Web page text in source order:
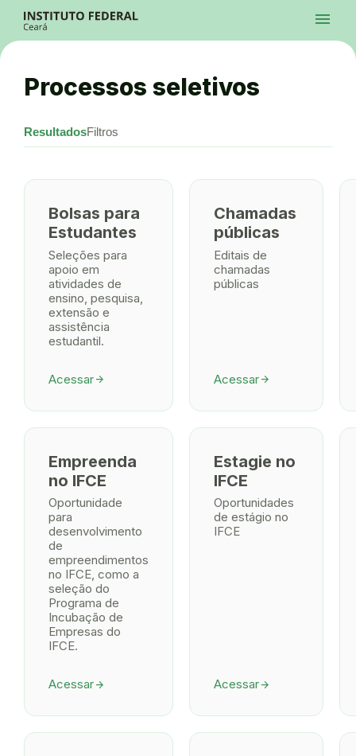
Ir para a busca
Ir para o menu principal
Ir para o conteúdo
Alto Contraste
Login da Área Administrativa
menu
Processos seletivos
ResultadosFiltros
Bolsas para
Estudantes
Seleções para
apoio em
atividades de
ensino, pesquisa,
extensão e
assistência
estudantil.
Acessararrow_forward
Chamadas
públicas
Editais de
chamadas
públicas
Acessararrow_forward
Empreenda
no IFCE
Oportunidade
para
desenvolvimento
de
empreendimentos
no IFCE, como a
seleção do
Programa de
Incubação de
Empresas do
IFCE.
Acessararrow_forward
Estagie no
IFCE
Oportunidades
de estágio no
IFCE
Acessararrow_forward